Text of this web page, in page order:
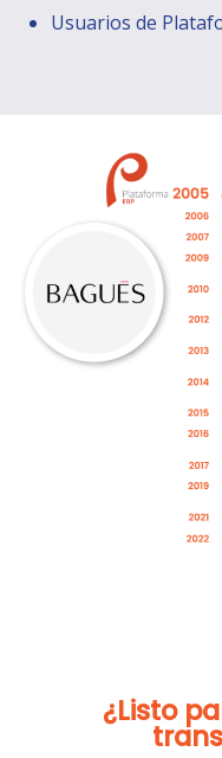
Usuarios de
¿Listo